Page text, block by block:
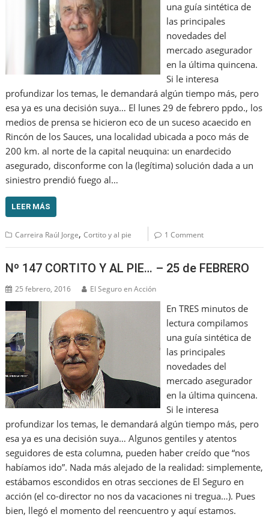
una guía sintética de
las principales
novedades del
mercado asegurador
en la última quincena.
Si le interesa
profundizar los temas, le demandará algún tiempo más, pero
esa ya es una decisión suya… El lunes 29 de febrero ppdo., los
medios de prensa se hicieron eco de un suceso acaecido en
Rincón de los Sauces, una localidad ubicada a poco más de
200 km. al norte de la capital neuquina: un enardecido
asegurado, disconforme con la (legítima) solución dada a un
siniestro prendió fuego al…
LEER MÁS
Carreira Raúl Jorge,Cortito y al pie 1 Comment
Nº 147 CORTITO Y AL PIE… – 25 de FEBRERO
25 febrero, 2016 El Seguro en Acción
En TRES minutos de
lectura compilamos
una guía sintética de
las principales
novedades del
mercado asegurador
en la última quincena.
Si le interesa
profundizar los temas, le demandará algún tiempo más, pero
esa ya es una decisión suya… Algunos gentiles y atentos
seguidores de esta columna, pueden haber creído que “nos
habíamos ido”. Nada más alejado de la realidad: simplemente,
estábamos escondidos en otras secciones de El Seguro en
acción (el co-director no nos da vacaciones ni tregua…). Pues
bien, llegó el momento del reencuentro y aquí estamos.